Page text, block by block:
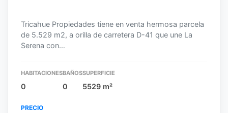
Tricahue Propiedades tiene en venta hermosa parcela
de 5.529 m2, a orilla de carretera D-41 que une La
Serena con…
HABITACIONES
0
BAÑOS
0
SUPERFICIE
5529 m²
PRECIO